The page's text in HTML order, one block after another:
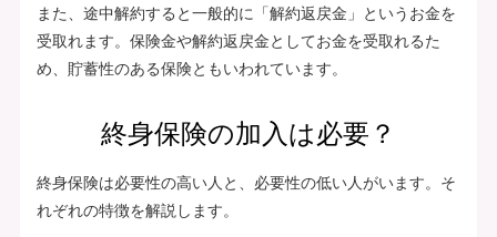
また、途中解約すると一般的に「解約返戻金」というお金を
受取れます。保険金や解約返戻金としてお金を受取れるた
め、貯蓄性のある保険ともいわれています。
終身保険の加入は必要？
終身保険は必要性の高い人と、必要性の低い人がいます。そ
れぞれの特徴を解説します。